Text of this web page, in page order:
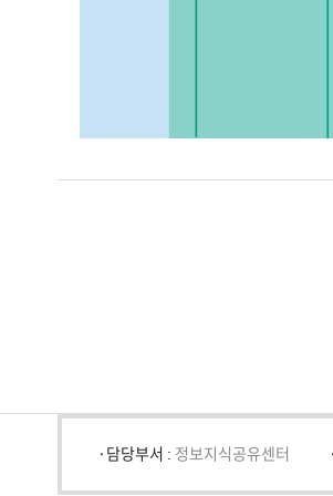
담당부서 : 정보지식공유센터